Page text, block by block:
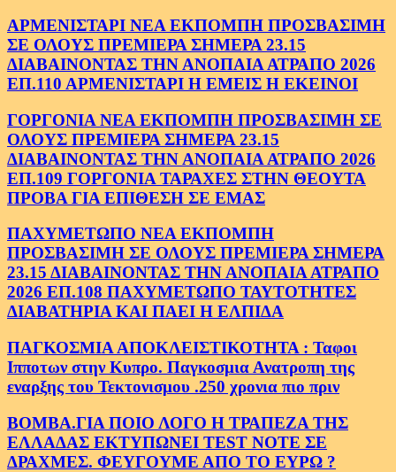
ΑΡΜΕΝΙΣΤΑΡΙ ΝΕΑ ΕΚΠΟΜΠΗ ΠΡΟΣΒΑΣΙΜΗ
ΣΕ ΟΛΟΥΣ ΠΡΕΜΙΕΡΑ ΣΗΜΕΡΑ 23.15
ΔΙΑΒΑΙΝΟΝΤΑΣ ΤΗΝ ΑΝΟΠΑΙΑ ΑΤΡΑΠΟ 2026
ΕΠ.110 ΑΡΜΕΝΙΣΤΑΡΙ Η ΕΜΕΙΣ Η ΕΚΕΙΝΟΙ
ΓΟΡΓΟΝΙΑ ΝΕΑ ΕΚΠΟΜΠΗ ΠΡΟΣΒΑΣΙΜΗ ΣΕ
ΟΛΟΥΣ ΠΡΕΜΙΕΡΑ ΣΗΜΕΡΑ 23.15
ΔΙΑΒΑΙΝΟΝΤΑΣ ΤΗΝ ΑΝΟΠΑΙΑ ΑΤΡΑΠΟ 2026
ΕΠ.109 ΓΟΡΓΟΝΙΑ ΤΑΡΑΧΕΣ ΣΤΗΝ ΘΕΟΥΤΑ
ΠΡΟΒΑ ΓΙΑ ΕΠΙΘΕΣΗ ΣΕ ΕΜΑΣ
ΠΑΧΥΜΕΤΩΠΟ ΝΕΑ ΕΚΠΟΜΠΗ
ΠΡΟΣΒΑΣΙΜΗ ΣΕ ΟΛΟΥΣ ΠΡΕΜΙΕΡΑ ΣΗΜΕΡΑ
23.15 ΔΙΑΒΑΙΝΟΝΤΑΣ ΤΗΝ ΑΝΟΠΑΙΑ ΑΤΡΑΠΟ
2026 ΕΠ.108 ΠΑΧΥΜΕΤΩΠΟ ΤΑΥΤΟΤΗΤΕΣ
ΔΙΑΒΑΤΗΡΙΑ ΚΑΙ ΠΑΕΙ Η ΕΛΠΙΔΑ
ΠΑΓΚΟΣΜΙΑ ΑΠΟΚΛΕΙΣΤΙΚΟΤΗΤΑ : Ταφοι
Ιπποτων στην Κυπρο. Παγκοσμια Ανατροπη της
εναρξης του Τεκτονισμου .250 χρονια πιο πριν
ΒΟΜΒΑ.ΓΙΑ ΠΟΙΟ ΛΟΓΟ Η ΤΡΑΠΕΖΑ ΤΗΣ
ΕΛΛΑΔΑΣ ΕΚΤΥΠΩΝΕΙ TEST NOTE ΣΕ
ΔΡΑΧΜΕΣ. ΦΕΥΓΟΥΜΕ ΑΠΟ ΤΟ ΕΥΡΩ ?